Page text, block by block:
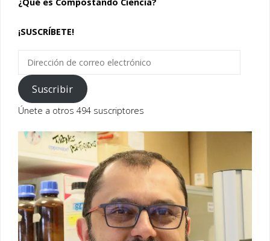
¡SUSCRÍBETE!
correo
electrónico
Suscribir
Únete a otros 494 suscriptores